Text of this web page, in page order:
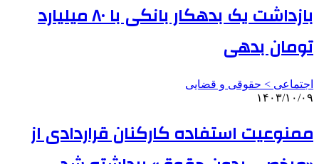
بازداشت یک بدهکار بانکی با ۸۰ میلیارد
تومان بدهی
اجتماعی > حقوقی و قضایی
۱۴۰۳/۱۰/۰۹
ممنوعیت استفاده کارکنان قراردادی از